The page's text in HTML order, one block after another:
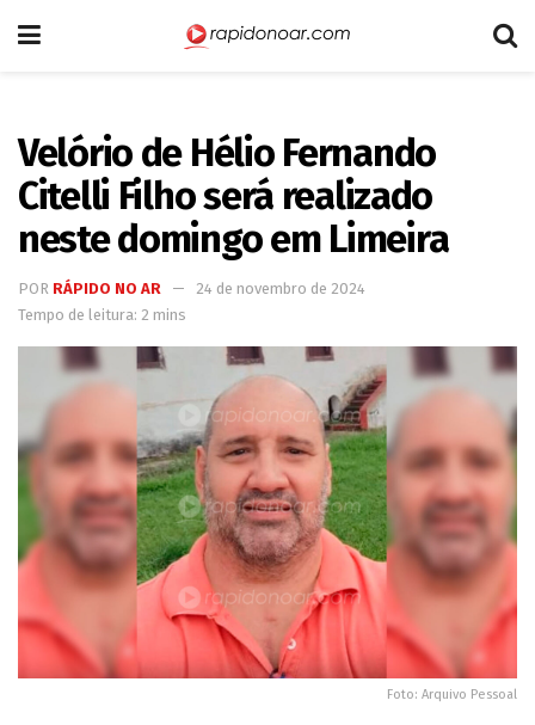
Velório de Hélio Fernando
Citelli Filho será realizado
neste domingo em Limeira
POR RÁPIDO NO AR
24 de novembro de 2024
Tempo de leitura: 2 mins
Foto: Arquivo Pessoal